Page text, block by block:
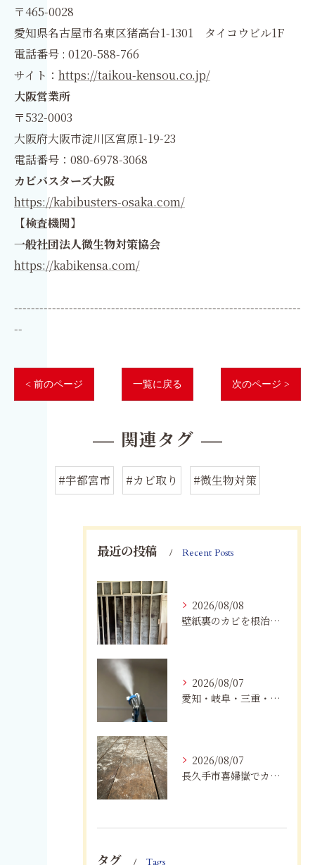
〒465-0028
愛知県名古屋市名東区猪高台1-1301 タイコウビル1F
電話番号 : 0120-588-766
サイト： https://taikou-kensou.co.jp/
大阪営業所
〒532-0003
大阪府大阪市淀川区宮原1-19-23
電話番号：080-6978-3068
カビバスターズ大阪
https://kabibusters-osaka.com/
【検査機関】
一般社団法人微生物対策協会
https://kabikensa.com/
--------------------------------------------------------------------
--
< 前のページ 一覧に戻る 次のページ >
関連タグ
#宇都宮市 #カビ取り #微生物対策
最近の投稿 Recent Posts
2026/08/08
壁紙裏のカビを根治！下地交換と防カビリフォームの重要性
2026/08/07
愛知・岐阜・三重・静岡でカビアレルギーにお悩みの方へ｜MIST工法®による安全なカビ対策と健康な住まいづくり
2026/08/07
長久手市喜婦嶽でカビに悩んだら｜住宅の湿気対策とプロによる解決方法
タグ